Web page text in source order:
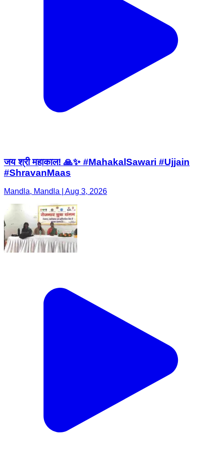
जय श्री महाकाल! 🙏✨ #MahakalSawari #Ujjain
#ShravanMaas
Mandla, Mandla | Aug 3, 2026